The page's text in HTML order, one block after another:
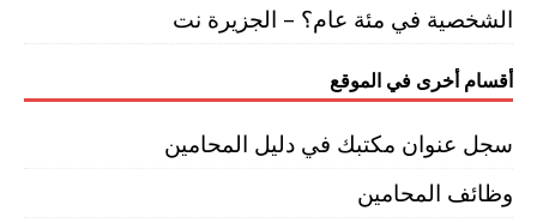
الشخصية في مئة عام؟ – الجزيرة نت
أقسام أخرى في الموقع
سجل عنوان مكتبك في دليل المحامين
وظائف المحامين